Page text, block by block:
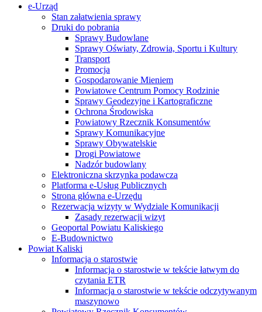
e-Urząd
Stan załatwienia sprawy
Druki do pobrania
Sprawy Budowlane
Sprawy Oświaty, Zdrowia, Sportu i Kultury
Transport
Promocja
Gospodarowanie Mieniem
Powiatowe Centrum Pomocy Rodzinie
Sprawy Geodezyjne i Kartograficzne
Ochrona Środowiska
Powiatowy Rzecznik Konsumentów
Sprawy Komunikacyjne
Sprawy Obywatelskie
Drogi Powiatowe
Nadzór budowlany
Elektroniczna skrzynka podawcza
Platforma e-Usług Publicznych
Strona główna e-Urzędu
Rezerwacja wizyty w Wydziale Komunikacji
Zasady rezerwacji wizyt
Geoportal Powiatu Kaliskiego
E-Budownictwo
Powiat Kaliski
Informacja o starostwie
Informacja o starostwie w tekście łatwym do
czytania ETR
Informacja o starostwie w tekście odczytywanym
maszynowo